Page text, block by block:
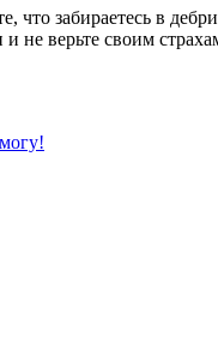
что забираетесь в
не верьте своим